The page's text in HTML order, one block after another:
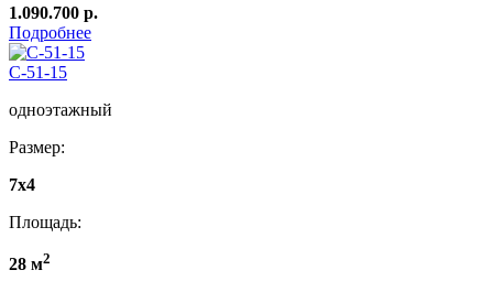
1.090.700 р.
Подробнее
C-51-15
одноэтажный
Размер:
7x4
Площадь:
28 м2